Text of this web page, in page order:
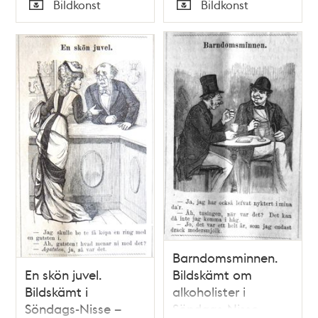
Satir, nr 36, den 8
september 1878
Typ
Bildkonst
Satir, nr 41, den 13
oktober 1878
Typ
Bildkonst
En skön juvel.
Bildskämt i
Söndags-Nisse –
Barndomsminnen.
Bildskämt om
alkoholister i
Söndags-Nisse –